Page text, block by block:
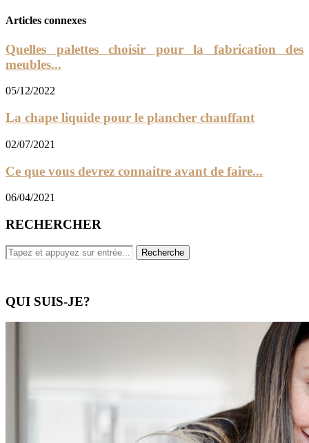
Articles connexes
Quelles palettes choisir pour la fabrication des
meubles...
05/12/2022
La chape liquide pour le plancher chauffant
02/07/2021
Ce que vous devrez connaitre avant de faire...
06/04/2021
RECHERCHER
QUI SUIS-JE?